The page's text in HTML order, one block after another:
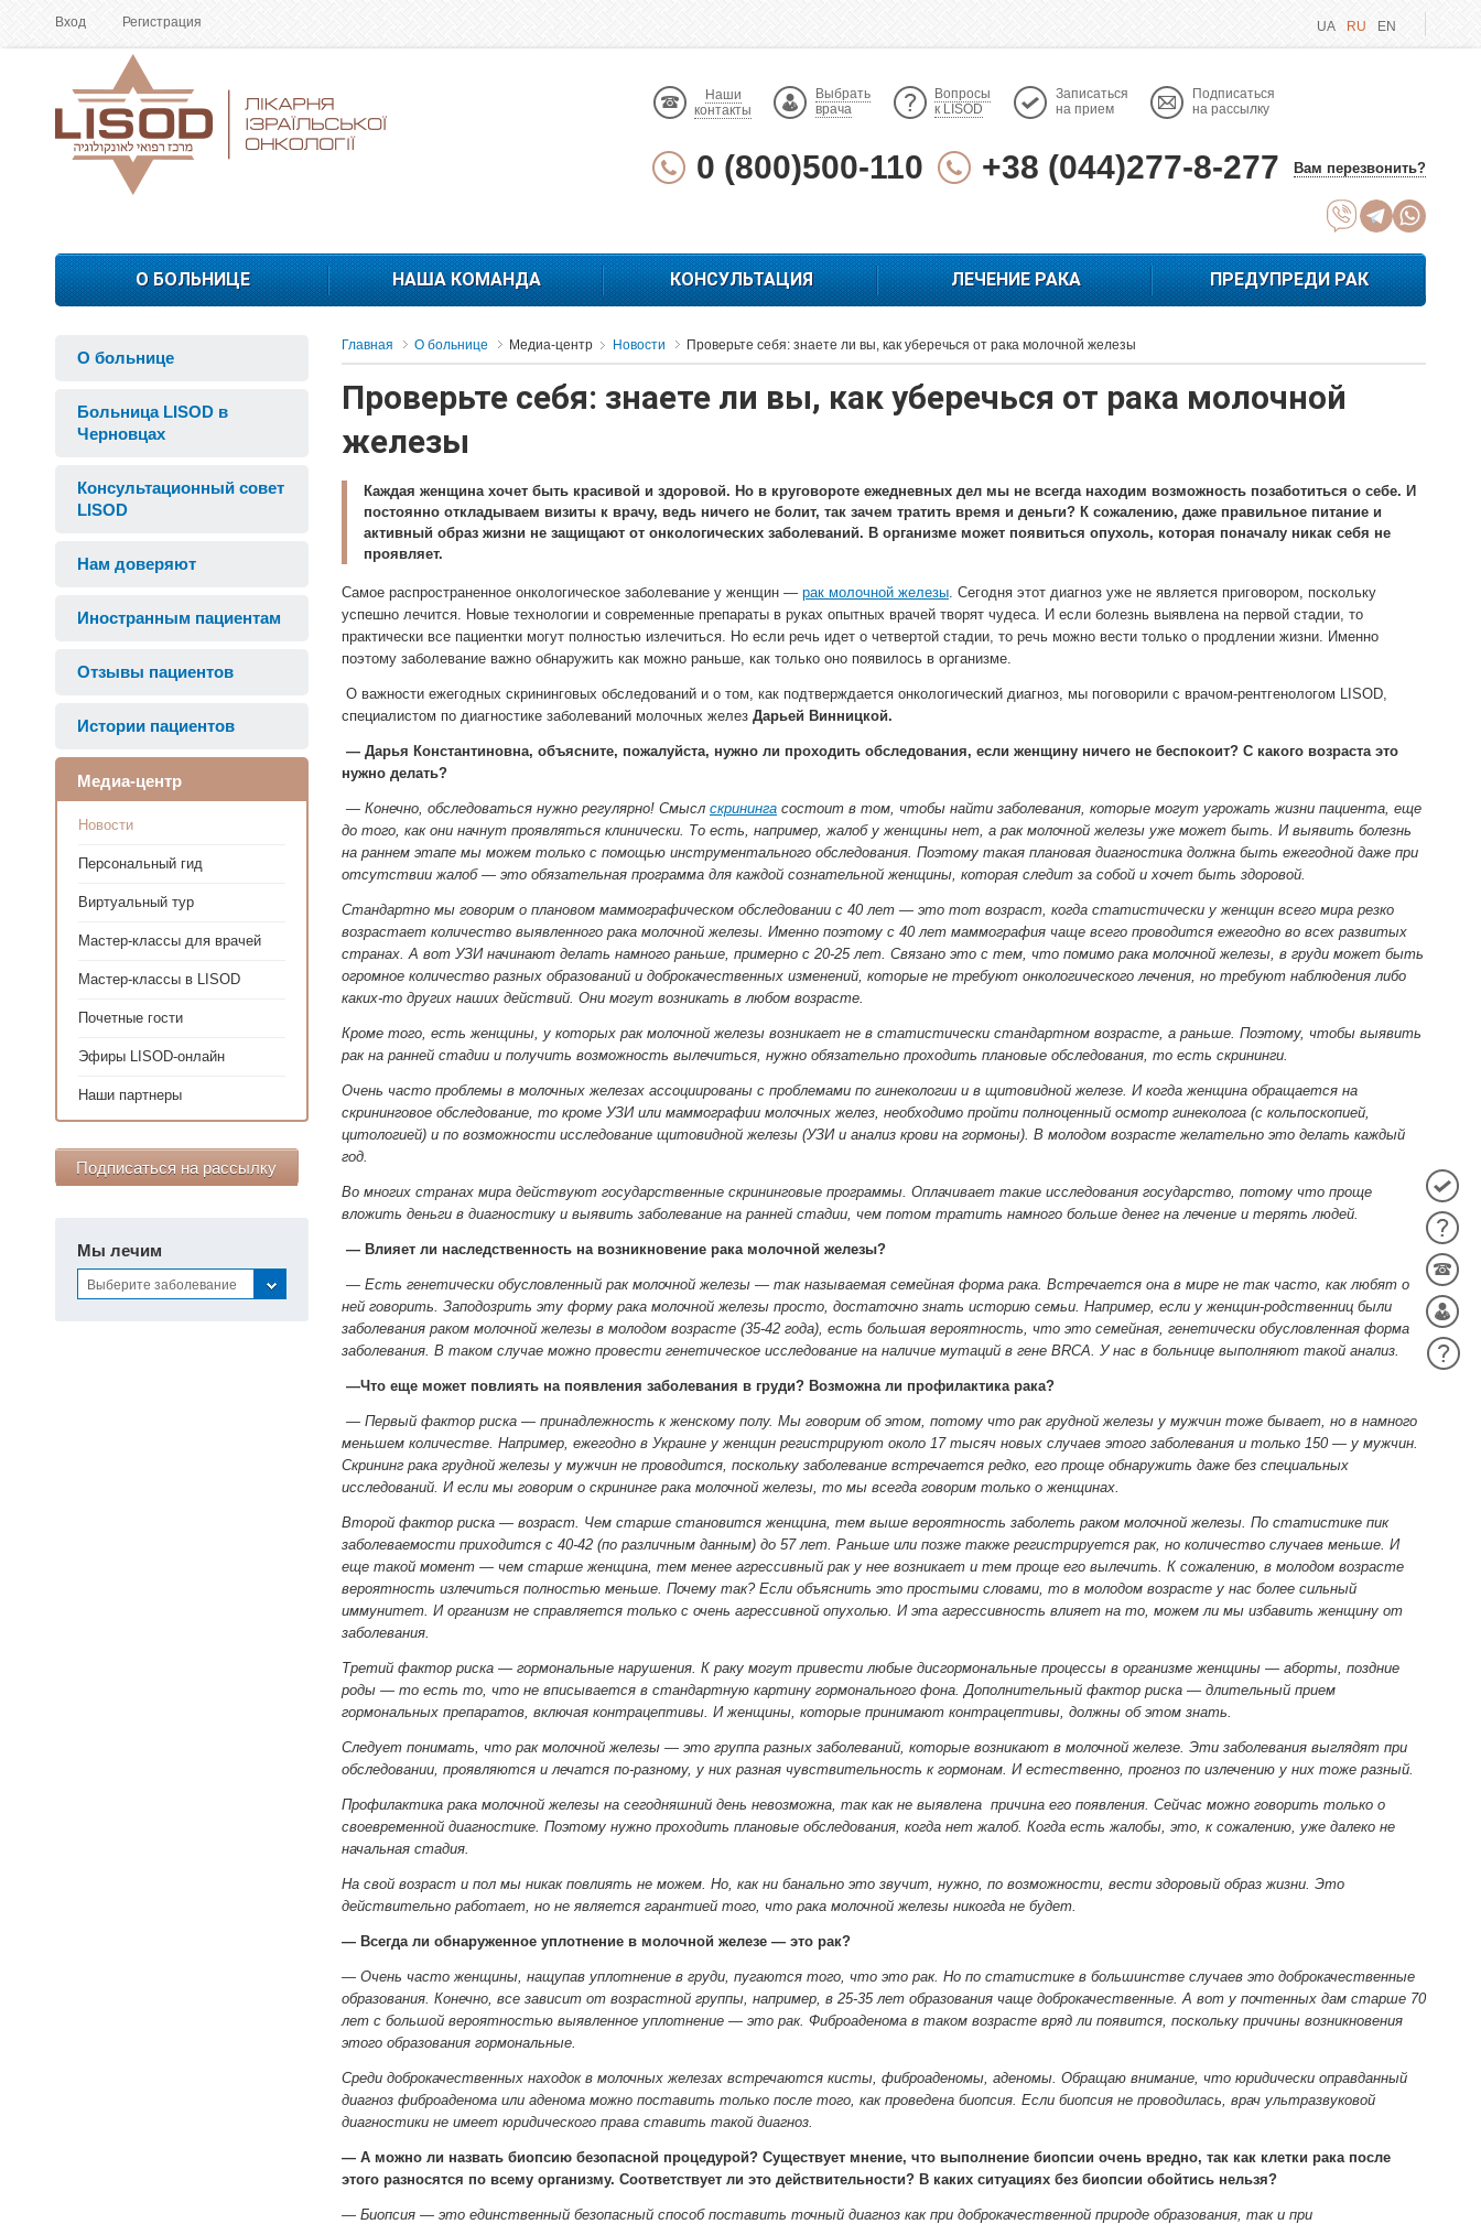
Вход Регистрация UA RU EN
Наши
контакты
Выбрать
врача
Вопросы
к LISOD
Записаться
на прием
Подписаться
на рассылку
0 (800)500-110 +38 (044)277-8-277 Вам перезвонить?
О БОЛЬНИЦЕ НАША КОМАНДА КОНСУЛЬТАЦИЯ ЛЕЧЕНИЕ РАКА ПРЕДУПРЕДИ РАК
О больнице
Больница LISOD в
Черновцах
Консультационный совет
LISOD
Нам доверяют
Иностранным пациентам
Отзывы пациентов
Истории пациентов
Медиа-центр
Новости
Персональный гид
Виртуальный тур
Мастер-классы для врачей
Мастер-классы в LISOD
Почетные гости
Эфиры LISOD-онлайн
Наши партнеры
Подписаться на рассылку
Мы лечим
Выберите заболевание
Главная О больнице Медиа-центр Новости Проверьте себя: знаете ли вы, как уберечься от рака молочной железы
Проверьте себя: знаете ли вы, как уберечься от рака молочной
железы
Каждая женщина хочет быть красивой и здоровой. Но в круговороте ежедневных дел мы не всегда находим возможность позаботиться о себе. И
постоянно откладываем визиты к врачу, ведь ничего не болит, так зачем тратить время и деньги? К сожалению, даже правильное питание и
активный образ жизни не защищают от онкологических заболеваний. В организме может появиться опухоль, которая поначалу никак себя не
проявляет.
Самое распространенное онкологическое заболевание у женщин — рак молочной железы. Сегодня этот диагноз уже не является приговором, поскольку
успешно лечится. Новые технологии и современные препараты в руках опытных врачей творят чудеса. И если болезнь выявлена на первой стадии, то
практически все пациентки могут полностью излечиться. Но если речь идет о четвертой стадии, то речь можно вести только о продлении жизни. Именно
поэтому заболевание важно обнаружить как можно раньше, как только оно появилось в организме.
О важности ежегодных скрининговых обследований и о том, как подтверждается онкологический диагноз, мы поговорили с врачом-рентгенологом LISOD,
специалистом по диагностике заболеваний молочных желез Дарьей Винницкой.
— Дарья Константиновна, объясните, пожалуйста, нужно ли проходить обследования, если женщину ничего не беспокоит? С какого возраста это
нужно делать?
— Конечно, обследоваться нужно регулярно! Смысл скрининга состоит в том, чтобы найти заболевания, которые могут угрожать жизни пациента, еще
до того, как они начнут проявляться клинически. То есть, например, жалоб у женщины нет, а рак молочной железы уже может быть. И выявить болезнь
на раннем этапе мы можем только с помощью инструментального обследования. Поэтому такая плановая диагностика должна быть ежегодной даже при
отсутствии жалоб — это обязательная программа для каждой сознательной женщины, которая следит за собой и хочет быть здоровой.
Стандартно мы говорим о плановом маммографическом обследовании с 40 лет — это тот возраст, когда статистически у женщин всего мира резко
возрастает количество выявленного рака молочной железы. Именно поэтому с 40 лет маммография чаще всего проводится ежегодно во всех развитых
странах. А вот УЗИ начинают делать намного раньше, примерно с 20-25 лет. Связано это с тем, что помимо рака молочной железы, в груди может быть
огромное количество разных образований и доброкачественных изменений, которые не требуют онкологического лечения, но требуют наблюдения либо
каких-то других наших действий. Они могут возникать в любом возрасте.
Кроме того, есть женщины, у которых рак молочной железы возникает не в статистически стандартном возрасте, а раньше. Поэтому, чтобы выявить
рак на ранней стадии и получить возможность вылечиться, нужно обязательно проходить плановые обследования, то есть скрининги.
Очень часто проблемы в молочных железах ассоциированы с проблемами по гинекологии и в щитовидной железе. И когда женщина обращается на
скрининговое обследование, то кроме УЗИ или маммографии молочных желез, необходимо пройти полноценный осмотр гинеколога (с кольпоскопией,
цитологией) и по возможности исследование щитовидной железы (УЗИ и анализ крови на гормоны). В молодом возрасте желательно это делать каждый
год.
Во многих странах мира действуют государственные скрининговые программы. Оплачивает такие исследования государство, потому что проще
вложить деньги в диагностику и выявить заболевание на ранней стадии, чем потом тратить намного больше денег на лечение и терять людей.
— Влияет ли наследственность на возникновение рака молочной железы?
— Есть генетически обусловленный рак молочной железы — так называемая семейная форма рака. Встречается она в мире не так часто, как любят о
ней говорить. Заподозрить эту форму рака молочной железы просто, достаточно знать историю семьи. Например, если у женщин-родственниц были
заболевания раком молочной железы в молодом возрасте (35-42 года), есть большая вероятность, что это семейная, генетически обусловленная форма
заболевания. В таком случае можно провести генетическое исследование на наличие мутаций в гене BRCA. У нас в больнице выполняют такой анализ.
—Что еще может повлиять на появления заболевания в груди? Возможна ли профилактика рака?
— Первый фактор риска — принадлежность к женскому полу. Мы говорим об этом, потому что рак грудной железы у мужчин тоже бывает, но в намного
меньшем количестве. Например, ежегодно в Украине у женщин регистрируют около 17 тысяч новых случаев этого заболевания и только 150 — у мужчин.
Скрининг рака грудной железы у мужчин не проводится, поскольку заболевание встречается редко, его проще обнаружить даже без специальных
исследований. И если мы говорим о скрининге рака молочной железы, то мы всегда говорим только о женщинах.
Второй фактор риска — возраст. Чем старше становится женщина, тем выше вероятность заболеть раком молочной железы. По статистике пик
заболеваемости приходится с 40-42 (по различным данным) до 57 лет. Раньше или позже также регистрируется рак, но количество случаев меньше. И
еще такой момент — чем старше женщина, тем менее агрессивный рак у нее возникает и тем проще его вылечить. К сожалению, в молодом возрасте
вероятность излечиться полностью меньше. Почему так? Если объяснить это простыми словами, то в молодом возрасте у нас более сильный
иммунитет. И организм не справляется только с очень агрессивной опухолью. И эта агрессивность влияет на то, можем ли мы избавить женщину от
заболевания.
Третий фактор риска — гормональные нарушения. К раку могут привести любые дисгормональные процессы в организме женщины — аборты, поздние
роды — то есть то, что не вписывается в стандартную картину гормонального фона. Дополнительный фактор риска — длительный прием
гормональных препаратов, включая контрацептивы. И женщины, которые принимают контрацептивы, должны об этом знать.
Следует понимать, что рак молочной железы — это группа разных заболеваний, которые возникают в молочной железе. Эти заболевания выглядят при
обследовании, проявляются и лечатся по-разному, у них разная чувствительность к гормонам. И естественно, прогноз по излечению у них тоже разный.
Профилактика рака молочной железы на сегодняшний день невозможна, так как не выявлена причина его появления. Сейчас можно говорить только о
своевременной диагностике. Поэтому нужно проходить плановые обследования, когда нет жалоб. Когда есть жалобы, это, к сожалению, уже далеко не
начальная стадия.
На свой возраст и пол мы никак повлиять не можем. Но, как ни банально это звучит, нужно, по возможности, вести здоровый образ жизни. Это
действительно работает, но не является гарантией того, что рака молочной железы никогда не будет.
— Всегда ли обнаруженное уплотнение в молочной железе — это рак?
— Очень часто женщины, нащупав уплотнение в груди, пугаются того, что это рак. Но по статистике в большинстве случаев это доброкачественные
образования. Конечно, все зависит от возрастной группы, например, в 25-35 лет образования чаще доброкачественные. А вот у почтенных дам старше 70
лет с большой вероятностью выявленное уплотнение — это рак. Фиброаденома в таком возрасте вряд ли появится, поскольку причины возникновения
этого образования гормональные.
Среди доброкачественных находок в молочных железах встречаются кисты, фиброаденомы, аденомы. Обращаю внимание, что юридически оправданный
диагноз фиброаденома или аденома можно поставить только после того, как проведена биопсия. Если биопсия не проводилась, врач ультразвуковой
диагностики не имеет юридического права ставить такой диагноз.
— А можно ли назвать биопсию безопасной процедурой? Существует мнение, что выполнение биопсии очень вредно, так как клетки рака после
этого разносятся по всему организму. Соответствует ли это действительности? В каких ситуациях без биопсии обойтись нельзя?
— Биопсия — это единственный безопасный способ поставить точный диагноз как при доброкачественной природе образования, так и при